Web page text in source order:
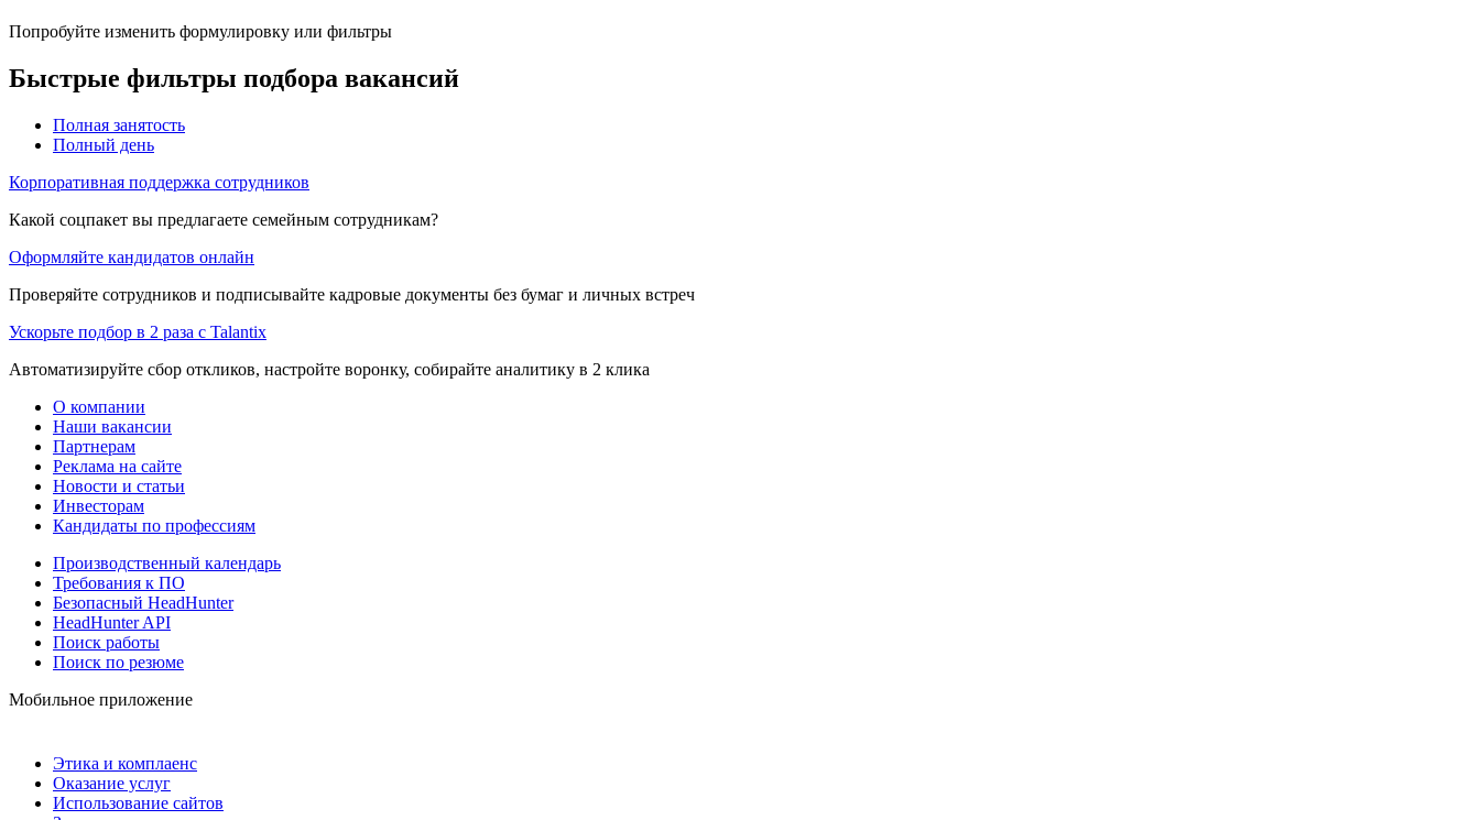
Попробуйте изменить формулировку или фильтры
Быстрые фильтры подбора вакансий
Полная занятость
Полный день
Корпоративная поддержка сотрудников
Какой соцпакет вы предлагаете семейным сотрудникам?
Оформляйте кандидатов онлайн
Проверяйте сотрудников и подписывайте кадровые документы без бумаг и личных встреч
Ускорьте подбор в 2 раза с Talantix
Автоматизируйте сбор откликов, настройте воронку, собирайте аналитику в 2 клика
О компании
Наши вакансии
Партнерам
Реклама на сайте
Новости и статьи
Инвесторам
Кандидаты по профессиям
Производственный календарь
Требования к ПО
Безопасный HeadHunter
HeadHunter API
Поиск работы
Поиск по резюме
Мобильное приложение
Этика и комплаенс
Оказание услуг
Использование сайтов